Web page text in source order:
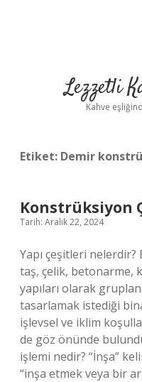
Lezzetli
Kahve
Etiket: Demir
Konstrüksiyon
Tarih: Aralık 22, 2024
Yapı çeşitleri
taş, çelik, betonarme,
yapıları olarak
tasarlamak istediği
işlevsel ve iklim
de göz önünde
işlemi nedir? “İnşa”
“inşa etmek veya bir